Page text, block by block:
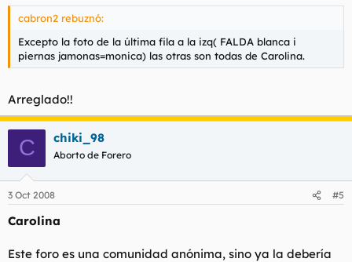
cabron2 rebuznó:
Excepto la foto de la última fila a la izq( FALDA blanca i
piernas jamonas=monica) las otras son todas de Carolina.
Arreglado!!
C chiki_98
Aborto de Forero
3 Oct 2008 #5
Carolina
Este foro es una comunidad anónima, sino ya la debería